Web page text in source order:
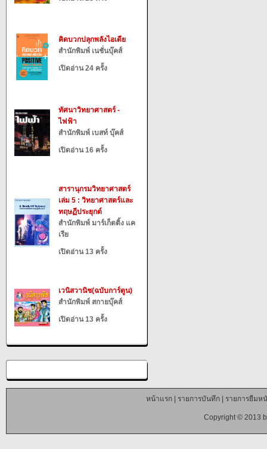
คิดบวกปลุกพลังไอเดีย
สำนักพิมพ์ เนชั่นบุ๊คส์
เปิดอ่าน 24 ครั้ง
ทัศนาวิทยาศาสตร์ -
ไฟฟ้า
สำนักพิมพ์ เบสท์ บุ๊คส์
เปิดอ่าน 16 ครั้ง
สารานุกรมวิทยาศาสตร์
เล่ม 5 : วิทยาศาสตร์และ
ทฤษฏีประยุกต์
สำนักพิมพ์ มาร์เก็ตติ้ง แค
เรีย
เปิดอ่าน 13 ครั้ง
เวนิสวานิช(ฉบับการ์ตูน)
สำนักพิมพ์ สกายบุ๊คส์
เปิดอ่าน 13 ครั้ง
หน้าแรก| รายการบันทึก| รายการยืมห
Copyright © 2013